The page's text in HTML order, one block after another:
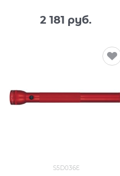
2 181 руб.
S5D036E